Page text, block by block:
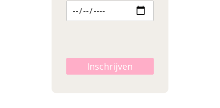
Inschrijven